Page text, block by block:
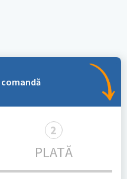
2
PLATĂ